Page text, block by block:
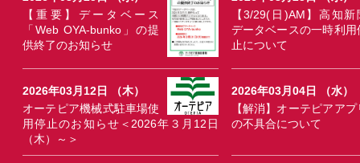
【重要】データベース
「Web OYA-bunko」の提
供終了のお知らせ
【3/29(日)AM】高知新
データベースの一時利用
止について
2026年03月12日 （木）
オーテピア機械式駐車場使
用停止のお知らせ＜2026年３月12日
（木）～＞
2026年03月04日 （水）
【解消】オーテピアアプ
の不具合について